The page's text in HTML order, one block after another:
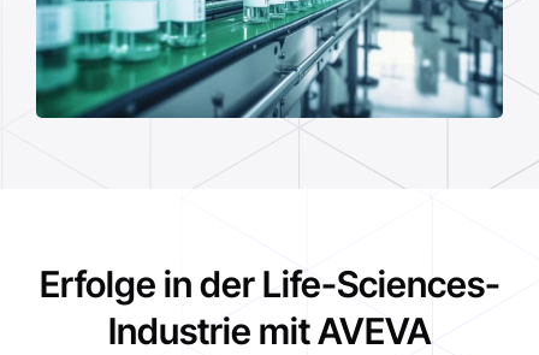
Erfolge in der Life-Sciences-
Industrie mit AVEVA